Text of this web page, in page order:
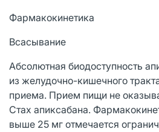
Фармакокинетика
Всасывание
Абсолютная биодоступность
из желудочно-кишечного
приема. Прием пищи не
Стах апиксабана.
выше 25 мг отмечается